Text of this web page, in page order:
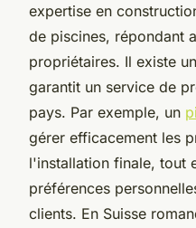
expertise en
de piscines, répondant
propriétaires. Il existe
garantit un service de
pays. Par exemple, un
gérer efficacement les
l'installation finale, tout
préférences
clients. En Suisse